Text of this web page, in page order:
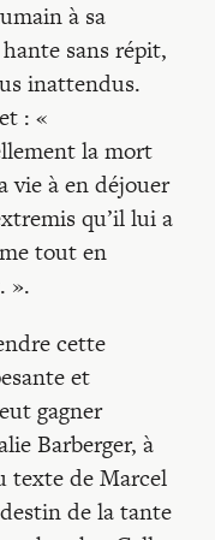
à sa
sans répit,
inattendus.
: «
la mort
vie à en déjouer
qu’il lui a
tout en
».
cette
et
gagner
Barberger, à
texte de Marcel
de la tante